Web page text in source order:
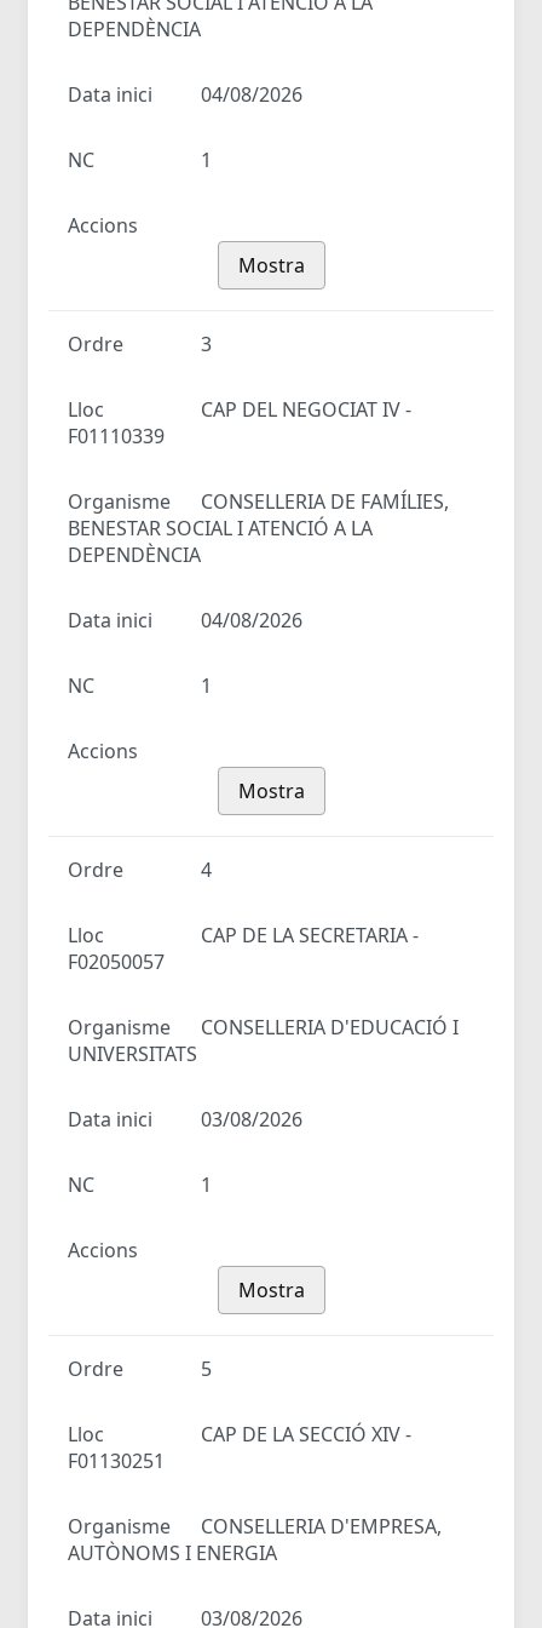
DEPENDÈNCIA
Data inici 04/08/2026
NC 1
Accions
Mostra
Ordre 3
Lloc
CAP DEL NEGOCIAT IV -
F01110339
Organisme
CONSELLERIA DE FAMÍLIES,
BENESTAR SOCIAL I ATENCIÓ A LA
DEPENDÈNCIA
Data inici 04/08/2026
NC 1
Accions
Mostra
Ordre 4
Lloc
CAP DE LA SECRETARIA -
F02050057
Organisme
CONSELLERIA D'EDUCACIÓ I
UNIVERSITATS
Data inici 03/08/2026
NC 1
Accions
Mostra
Ordre 5
Lloc
CAP DE LA SECCIÓ XIV -
F01130251
Organisme
CONSELLERIA D'EMPRESA,
AUTÒNOMS I ENERGIA
Data inici 03/08/2026